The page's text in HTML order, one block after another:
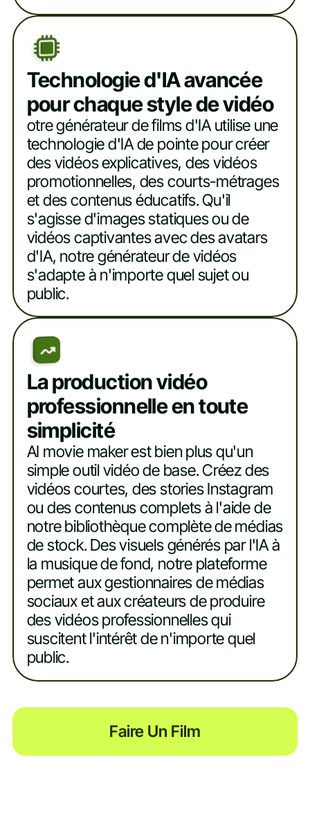
Technologie d'IA avancée
pour chaque style de vidéo
otre générateur de films d'IA utilise une
technologie d'IA de pointe pour créer
des vidéos explicatives, des vidéos
promotionnelles, des courts-métrages
et des contenus éducatifs. Qu'il
s'agisse d'images statiques ou de
vidéos captivantes avec des avatars
d'IA, notre générateur de vidéos
s'adapte à n'importe quel sujet ou
public.
La production vidéo
professionnelle en toute
simplicité
AI movie maker est bien plus qu'un
simple outil vidéo de base. Créez des
vidéos courtes, des stories Instagram
ou des contenus complets à l'aide de
notre bibliothèque complète de médias
de stock. Des visuels générés par l'IA à
la musique de fond, notre plateforme
permet aux gestionnaires de médias
sociaux et aux créateurs de produire
des vidéos professionnelles qui
suscitent l'intérêt de n'importe quel
public.
Faire Un Film